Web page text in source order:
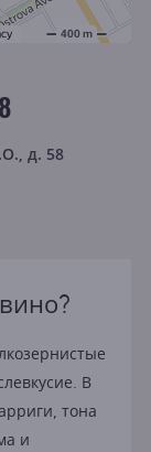
д. 58
В
тона
и